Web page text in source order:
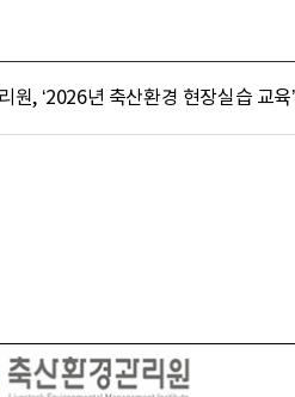
원, ‘2026년 축산환경 현장실습 교육